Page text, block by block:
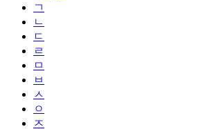
ㄱ
ㄴ
ㄷ
ㄹ
ㅁ
ㅂ
ㅅ
ㅇ
ㅈ